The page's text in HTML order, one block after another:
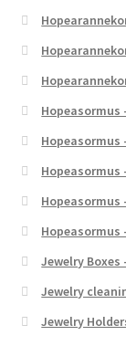
Hopeasormus
Hopeasormus
Hopeasormus
Hopeasormus
Hopeasormus
Jewelry Boxes
Jewelry
Jewelry